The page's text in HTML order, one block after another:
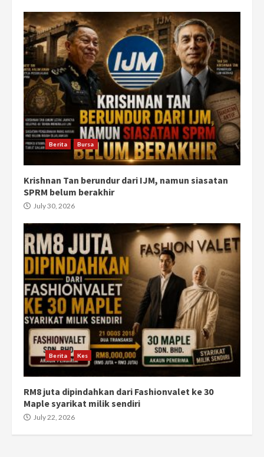
Berita Bursa
Krishnan Tan berundur dari IJM, namun siasatan
SPRM belum berakhir
July 30, 2026
Berita Kes
RM8 juta dipindahkan dari Fashionvalet ke 30
Maple syarikat milik sendiri
July 22, 2026